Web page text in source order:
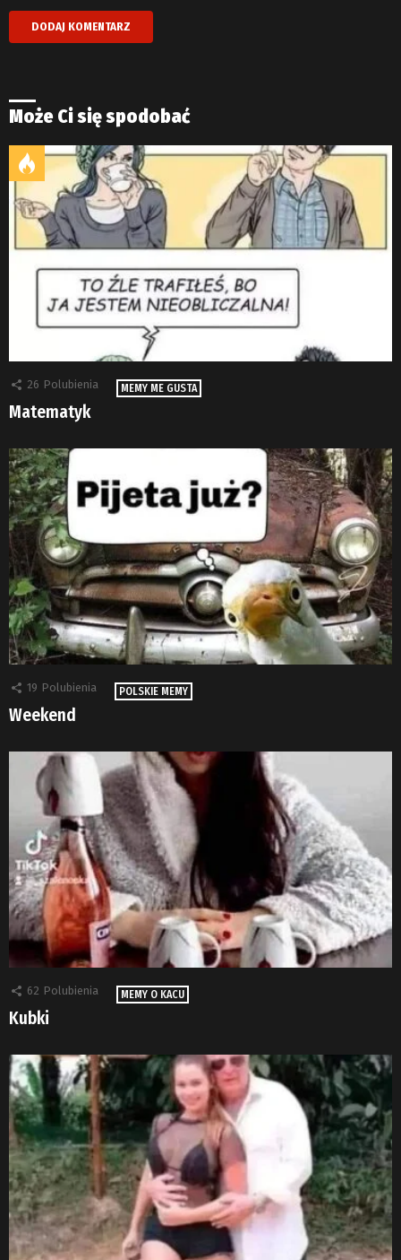
Może Ci się spodobać
26 Polubienia MEMY ME GUSTA
Matematyk
19 Polubienia POLSKIE MEMY
Weekend
62 Polubienia MEMY O KACU
Kubki